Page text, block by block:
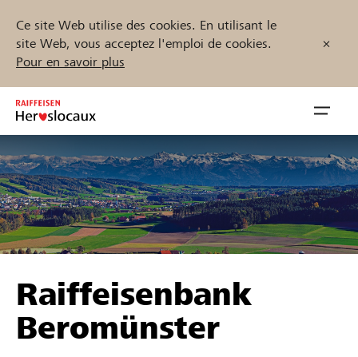
Ce site Web utilise des cookies. En utilisant le
site Web, vous acceptez l'emploi de cookies.
Pour en savoir plus
Inhalt
springen
öffnen
Parrainer
Soutien & assistance
Trouvez des projets et des organisations
Démarrez maintenant
Raiffeisenbank
Beromünster